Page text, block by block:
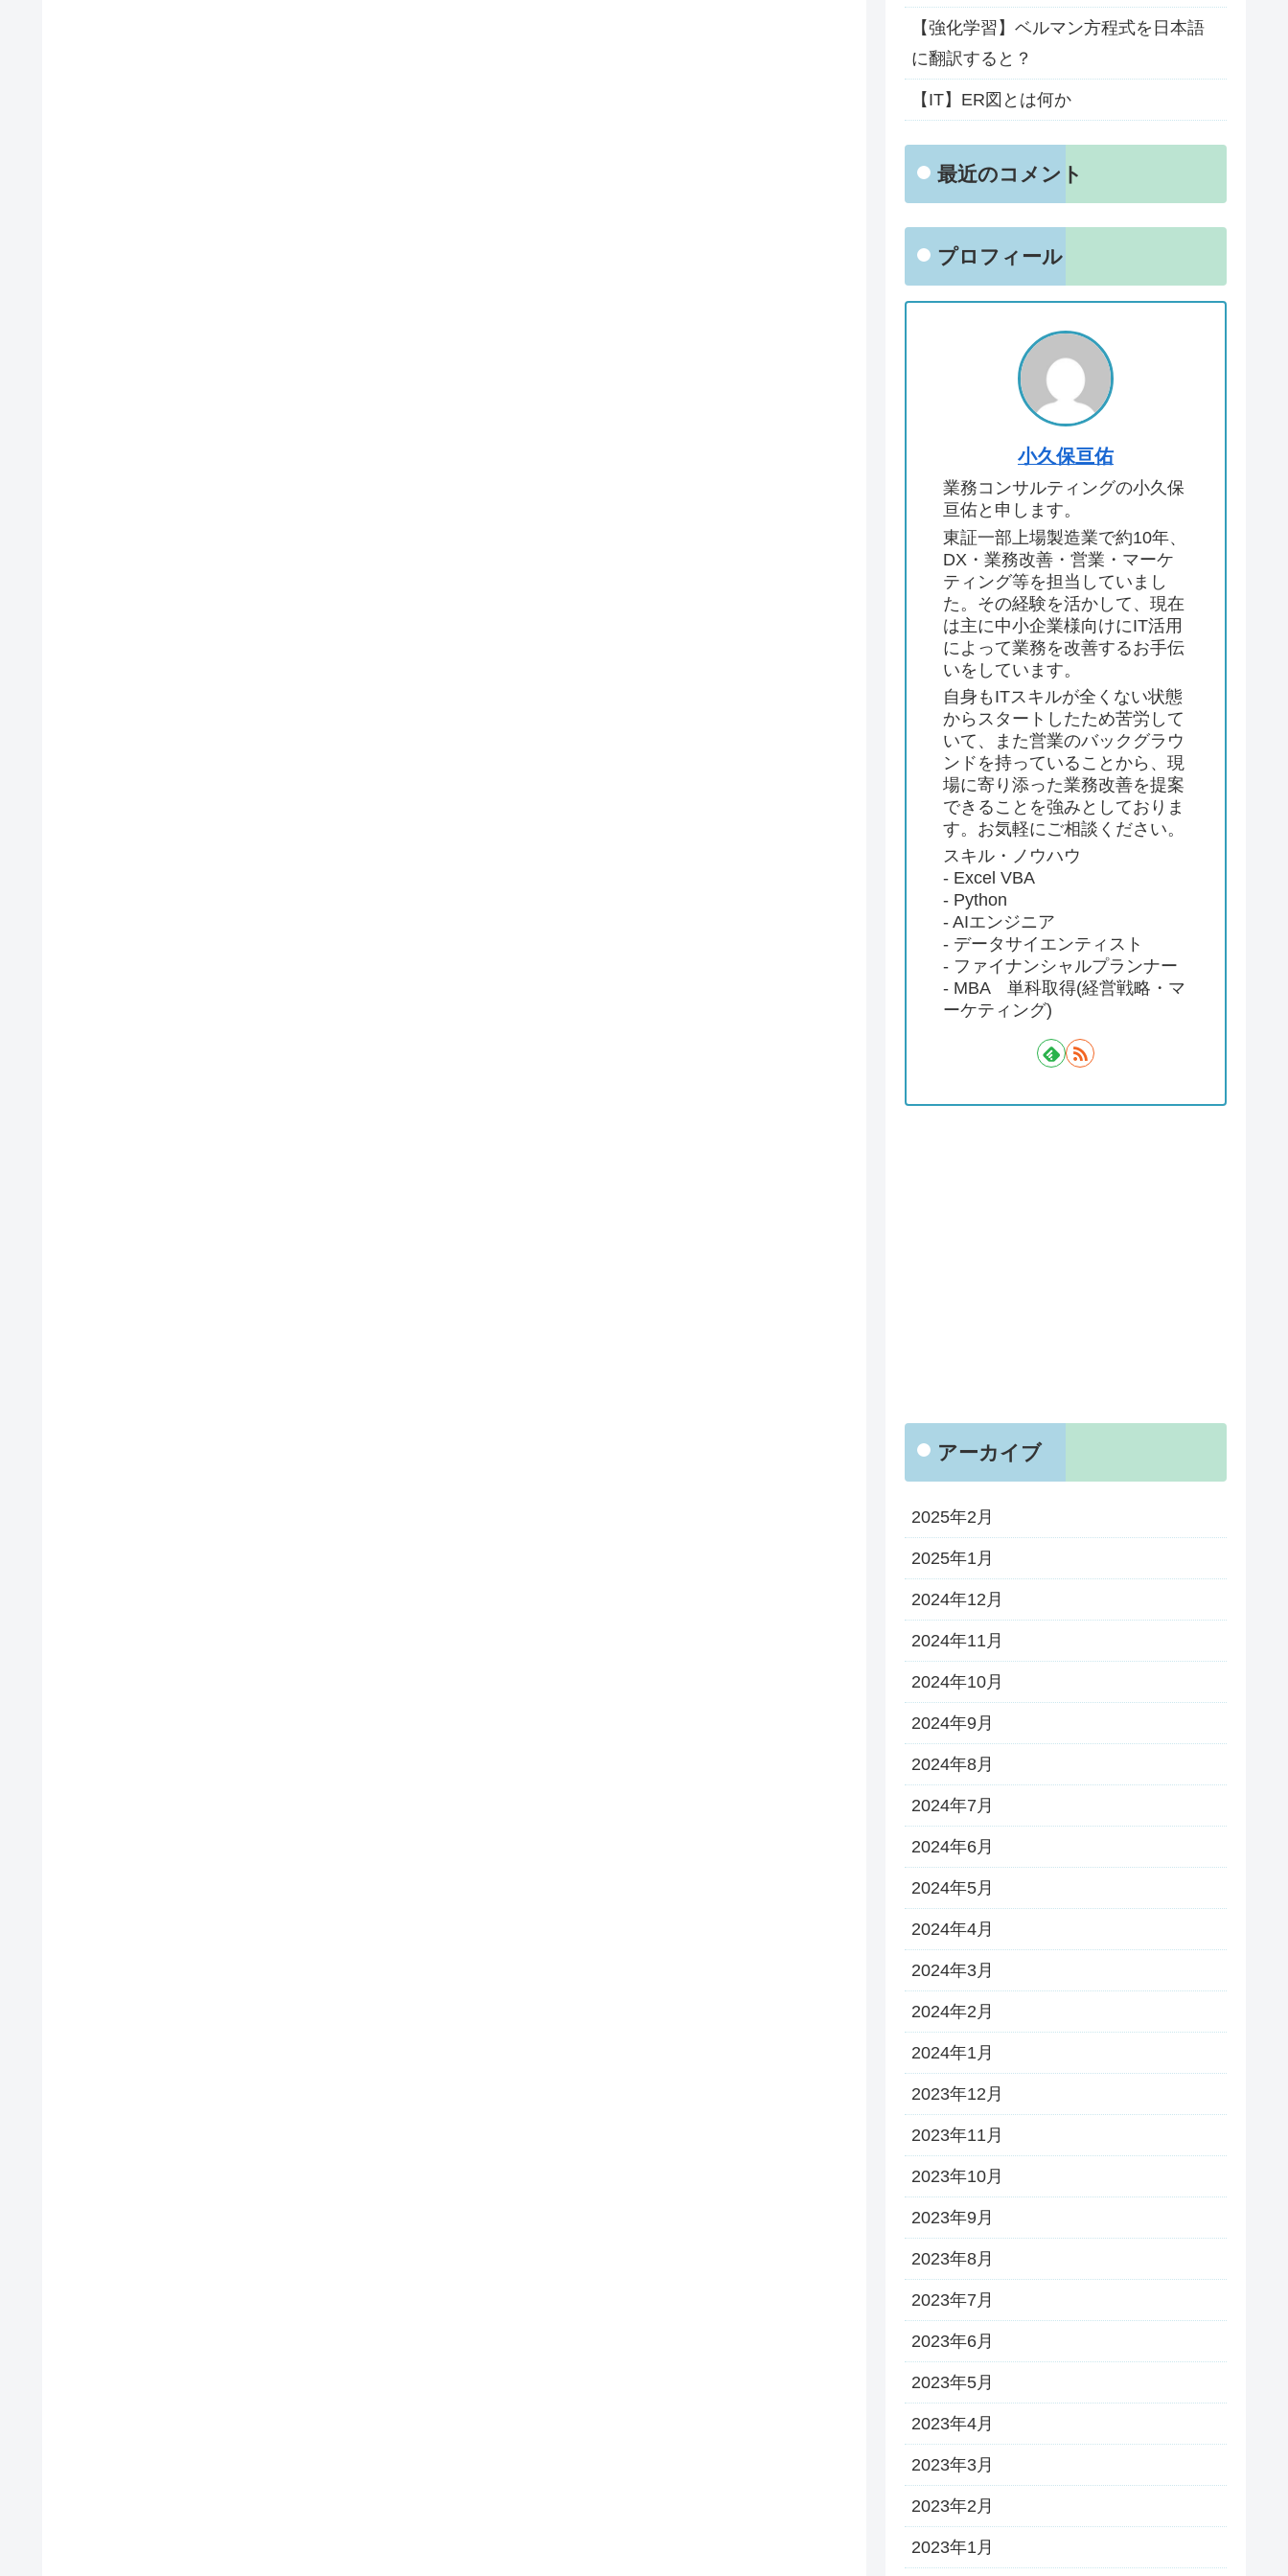
【強化学習】ベルマン方程式を日本語
に翻訳すると？
【IT】ER図とは何か
最近のコメント
プロフィール
小久保亘佑
業務コンサルティングの小久保
亘佑と申します。
東証一部上場製造業で約10年、
DX・業務改善・営業・マーケ
ティング等を担当していまし
た。その経験を活かして、現在
は主に中小企業様向けにIT活用
によって業務を改善するお手伝
いをしています。
自身もITスキルが全くない状態
からスタートしたため苦労して
いて、また営業のバックグラウ
ンドを持っていることから、現
場に寄り添った業務改善を提案
できることを強みとしておりま
す。お気軽にご相談ください。
スキル・ノウハウ
- Excel VBA
- Python
- AIエンジニア
- データサイエンティスト
- ファイナンシャルプランナー
- MBA 単科取得(経営戦略・マ
ーケティング)
アーカイブ
2025年2月
2025年1月
2024年12月
2024年11月
2024年10月
2024年9月
2024年8月
2024年7月
2024年6月
2024年5月
2024年4月
2024年3月
2024年2月
2024年1月
2023年12月
2023年11月
2023年10月
2023年9月
2023年8月
2023年7月
2023年6月
2023年5月
2023年4月
2023年3月
2023年2月
2023年1月